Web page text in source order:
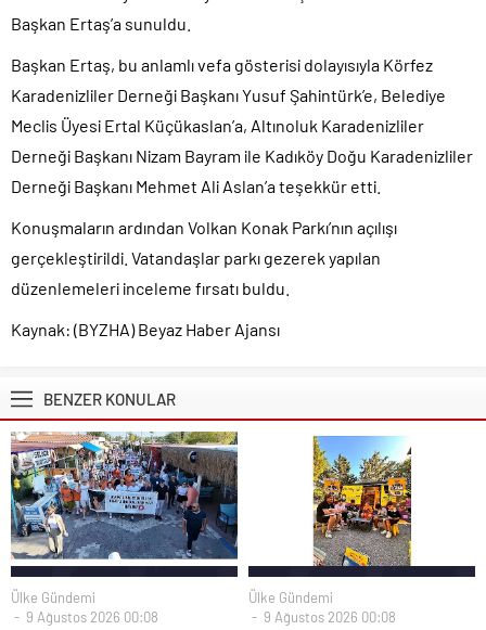
Başkan Ertaş’a sunuldu.
Başkan Ertaş, bu anlamlı vefa gösterisi dolayısıyla Körfez
Karadenizliler Derneği Başkanı Yusuf Şahintürk’e, Belediye
Meclis Üyesi Ertal Küçükaslan’a, Altınoluk Karadenizliler
Derneği Başkanı Nizam Bayram ile Kadıköy Doğu Karadenizliler
Derneği Başkanı Mehmet Ali Aslan’a teşekkür etti.
Konuşmaların ardından Volkan Konak Parkı’nın açılışı
gerçekleştirildi. Vatandaşlar parkı gezerek yapılan
düzenlemeleri inceleme fırsatı buldu.
Kaynak: (BYZHA) Beyaz Haber Ajansı
BENZER KONULAR
Ülke Gündemi
9 Ağustos 2026 00:08
Ülke Gündemi
9 Ağustos 2026 00:08